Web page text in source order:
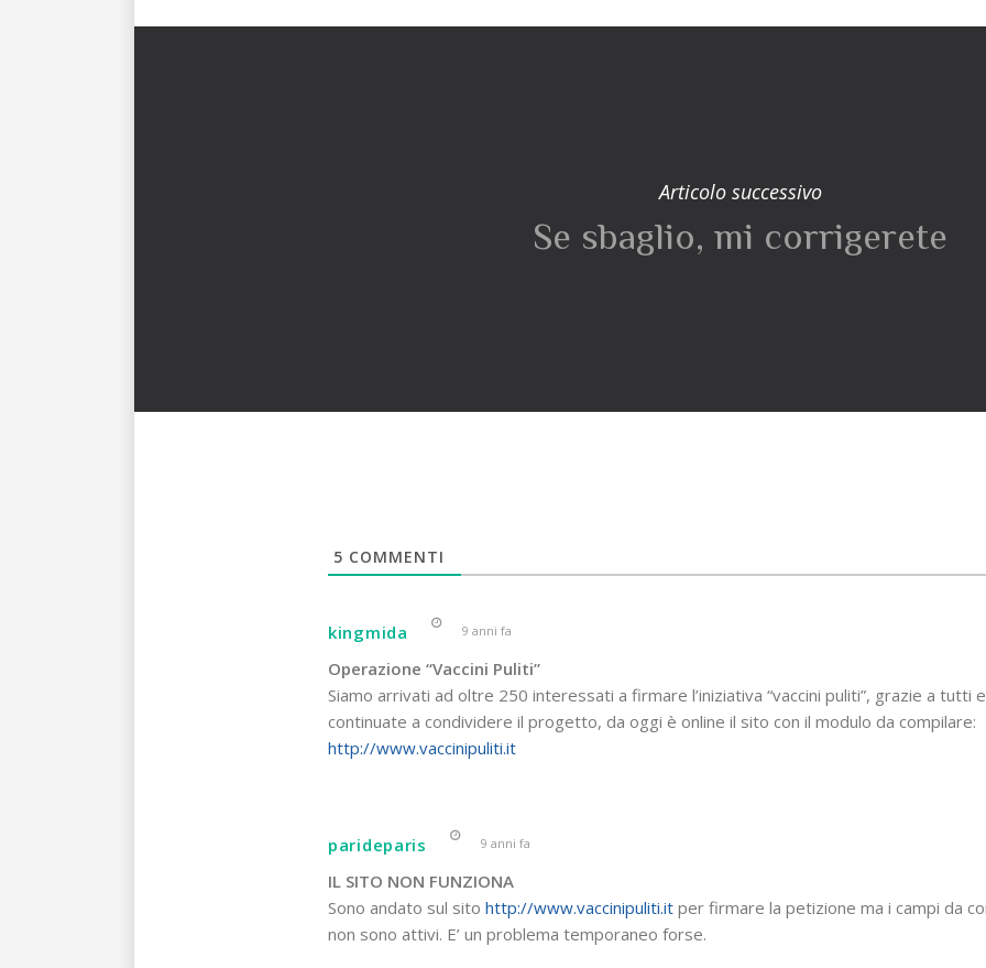
Articolo successivo
Se sbaglio, mi corrigerete
5 COMMENTI
kingmida 9 anni fa
Operazione “Vaccini Puliti”
Siamo arrivati ad oltre 250 interessati a firmare l’iniziativa “vaccini puliti”, grazie a tutti e
continuate a condividere il progetto, da oggi è online il sito con il modulo da compilare:
http://www.vaccinipuliti.it
parideparis 9 anni fa
IL SITO NON FUNZIONA
Sono andato sul sito http://www.vaccinipuliti.it per firmare la petizione ma i campi da
non sono attivi. E’ un problema temporaneo forse.